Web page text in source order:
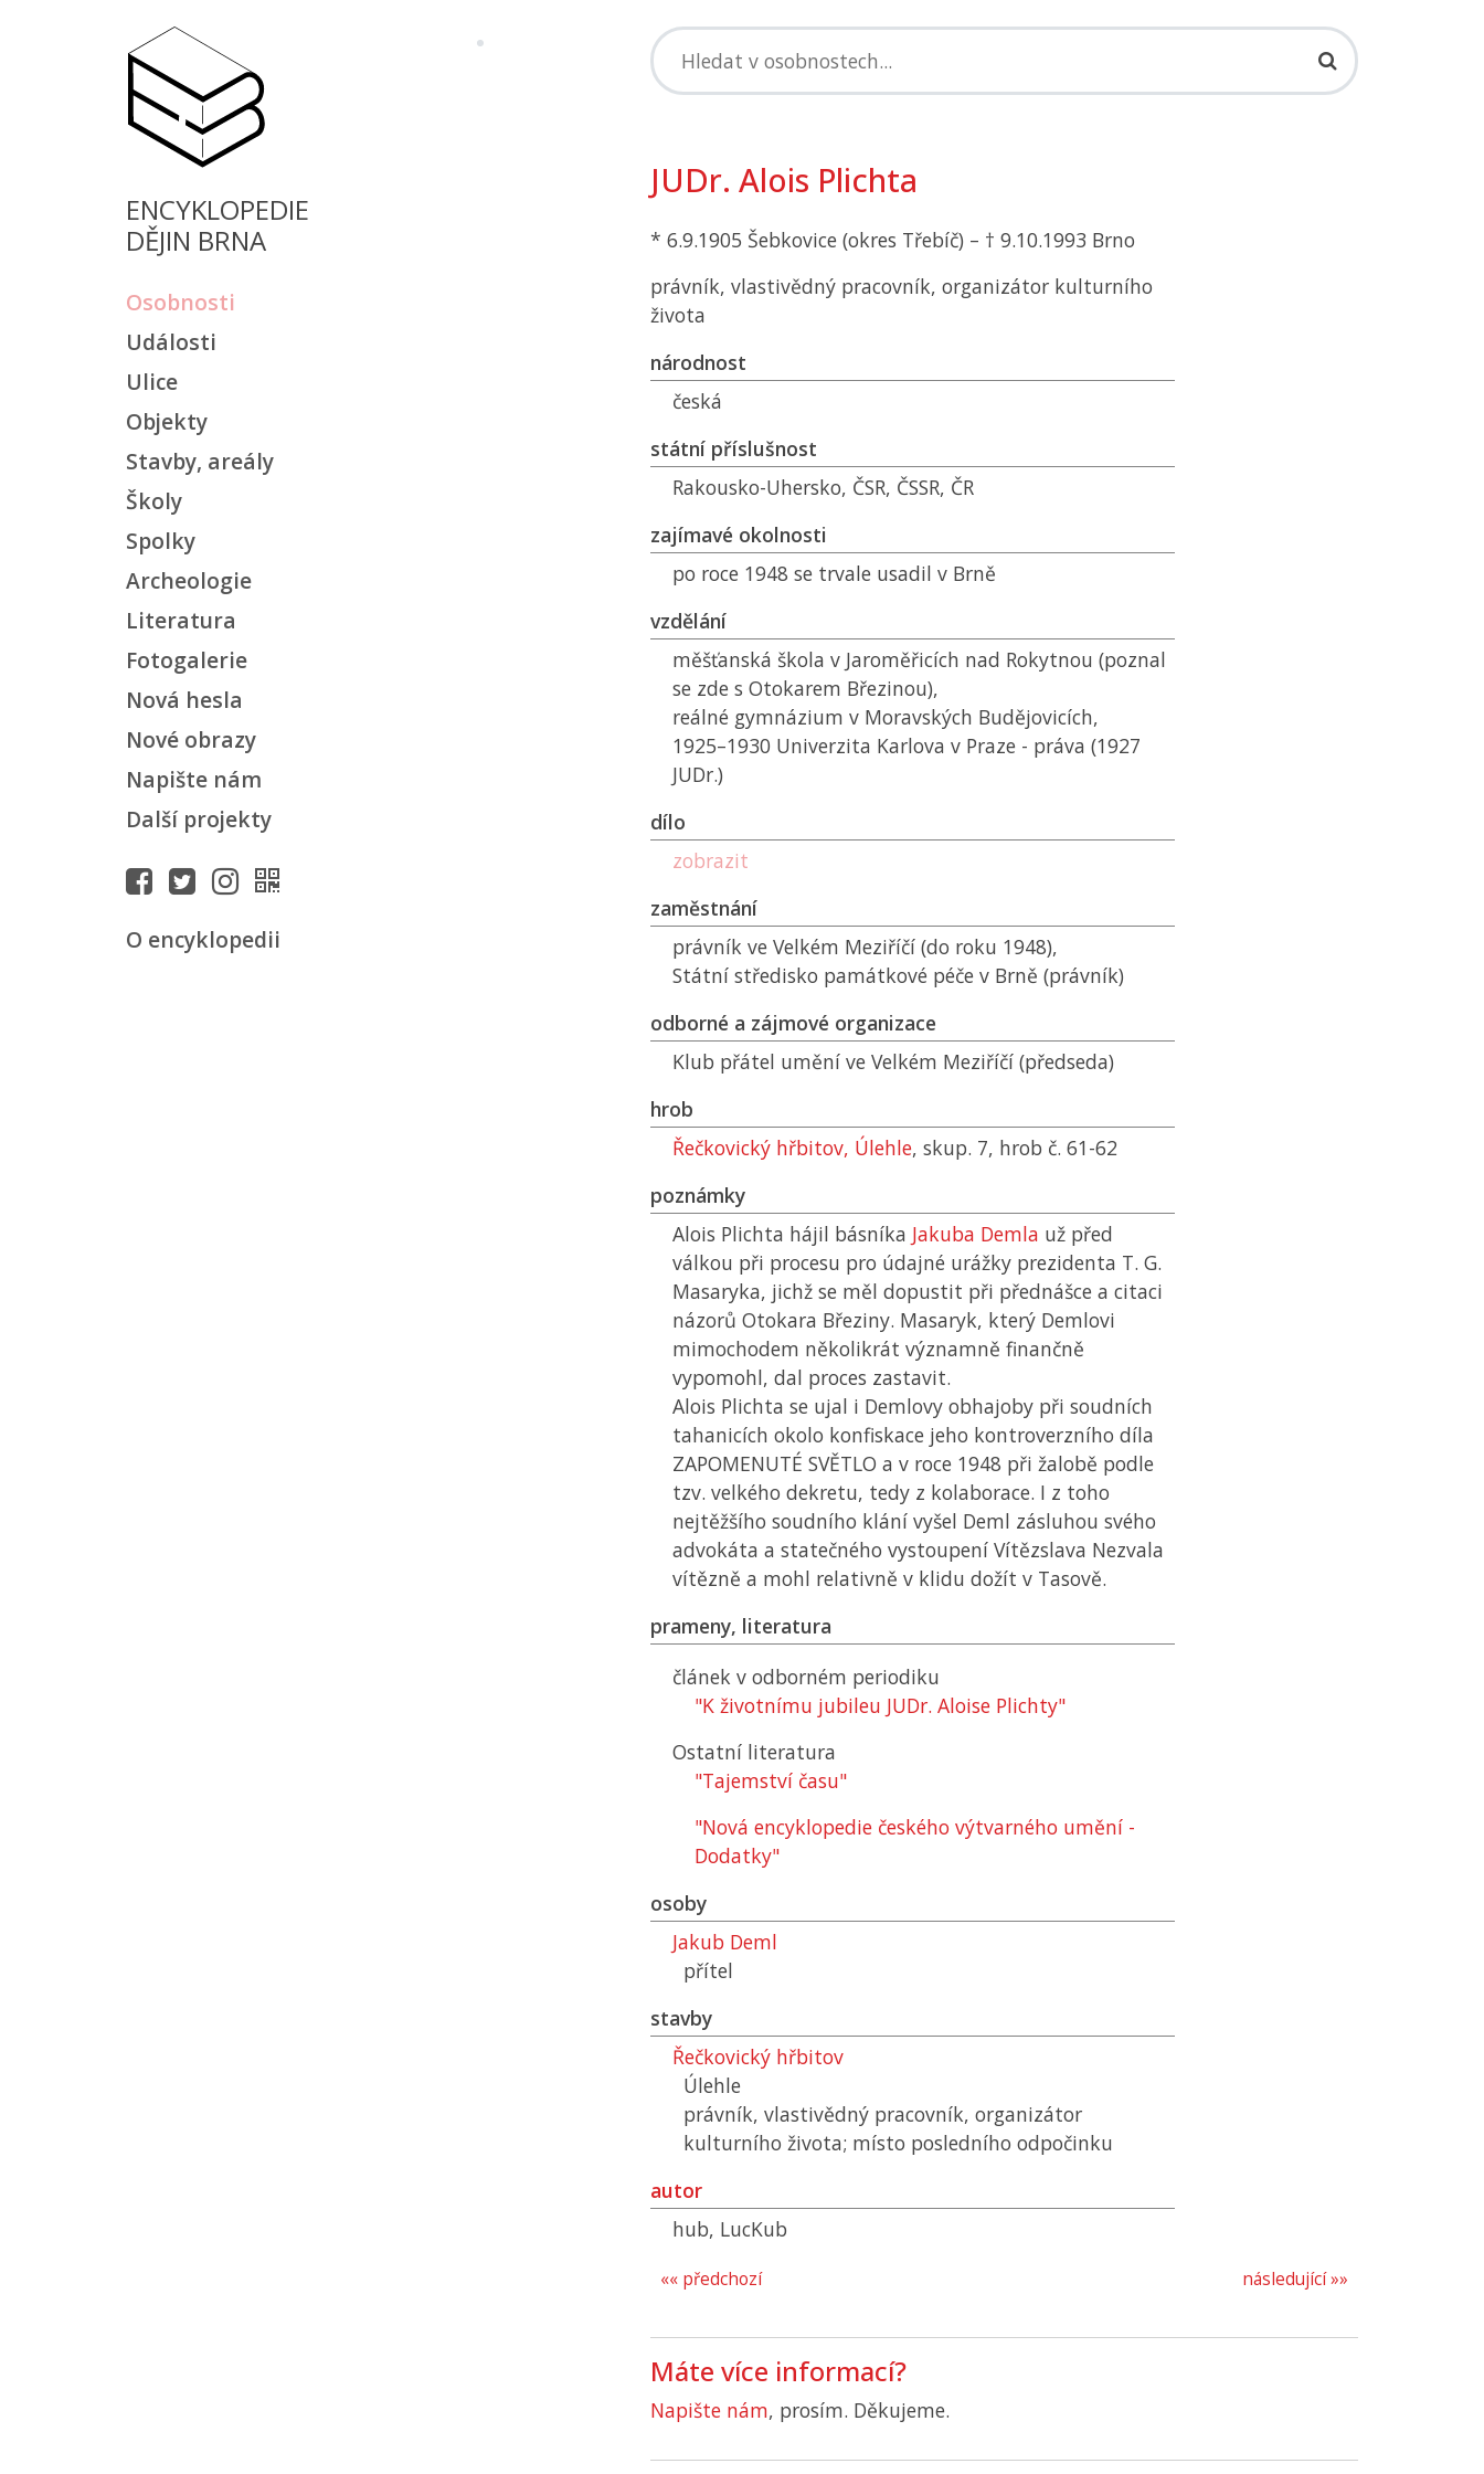
ENCYKLOPEDIE
DĚJIN BRNA
Osobnosti
Události
Ulice
Objekty
Stavby, areály
Školy
Spolky
Archeologie
Literatura
Fotogalerie
Nová hesla
Nové obrazy
Napište nám
Další projekty
O encyklopedii
JUDr. Alois Plichta
* 6.9.1905 Šebkovice (okres Třebíč) – † 9.10.1993 Brno
právník, vlastivědný pracovník, organizátor kulturního
života
národnost
česká
státní příslušnost
Rakousko-Uhersko, ČSR, ČSSR, ČR
zajímavé okolnosti
po roce 1948 se trvale usadil v Brně
vzdělání
měšťanská škola v Jaroměřicích nad Rokytnou (poznal
se zde s Otokarem Březinou),
reálné gymnázium v Moravských Budějovicích,
1925–1930 Univerzita Karlova v Praze - práva (1927
JUDr.)
dílo
zobrazit
zaměstnání
právník ve Velkém Meziříčí (do roku 1948),
Státní středisko památkové péče v Brně (právník)
odborné a zájmové organizace
Klub přátel umění ve Velkém Meziříčí (předseda)
hrob
Řečkovický hřbitov, Úlehle, skup. 7, hrob č. 61-62
poznámky
Alois Plichta hájil básníka Jakuba Demla už před
válkou při procesu pro údajné urážky prezidenta T. G.
Masaryka, jichž se měl dopustit při přednášce a citaci
názorů Otokara Březiny. Masaryk, který Demlovi
mimochodem několikrát významně finančně
vypomohl, dal proces zastavit.
Alois Plichta se ujal i Demlovy obhajoby při soudních
tahanicích okolo konfiskace jeho kontroverzního díla
ZAPOMENUTÉ SVĚTLO a v roce 1948 při žalobě podle
tzv. velkého dekretu, tedy z kolaborace. I z toho
nejtěžšího soudního klání vyšel Deml zásluhou svého
advokáta a statečného vystoupení Vítězslava Nezvala
vítězně a mohl relativně v klidu dožít v Tasově.
prameny, literatura
článek v odborném periodiku
"K životnímu jubileu JUDr. Aloise Plichty"
Ostatní literatura
"Tajemství času"
"Nová encyklopedie českého výtvarného umění -
Dodatky"
osoby
Jakub Deml
přítel
stavby
Řečkovický hřbitov
Úlehle
právník, vlastivědný pracovník, organizátor
kulturního života; místo posledního odpočinku
autor
hub, LucKub
následující »»
«« předchozí
Máte více informací?
Napište nám, prosím. Děkujeme.